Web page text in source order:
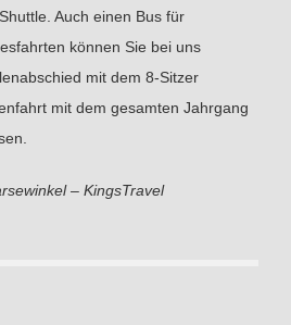
Auch einen Bus für
können Sie bei uns
mit dem 8-Sitzer
mit dem gesamten Jahrgang
– KingsTravel